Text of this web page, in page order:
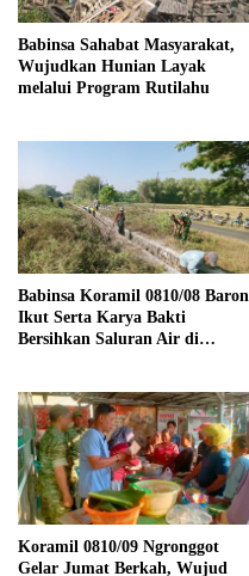
Babinsa Sahabat Masyarakat,
Wujudkan Hunian Layak
melalui Program Rutilahu
Babinsa Koramil 0810/08 Baron
Ikut Serta Karya Bakti
Bersihkan Saluran Air di
Koramil 0810/09 Ngronggot
Gelar Jumat Berkah, Wujud